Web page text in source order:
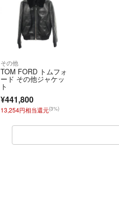
その他
TOM FORD トムフォ
ード その他ジャケッ
ト
¥441,800
13,254円相当還元(3%)